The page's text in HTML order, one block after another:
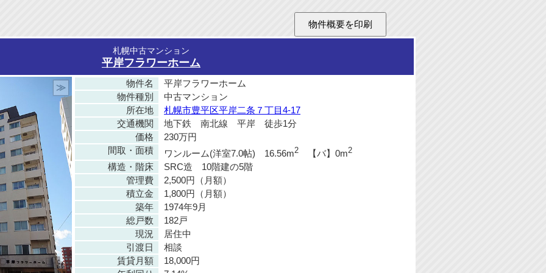
札幌中古マンション
平岸フラワーホーム
≫ 物件名
平岸フラワーホーム
物件種別
中古マンション
所在地
札幌市豊平区平岸二条７丁目4-17
交通機関
地下鉄 南北線 平岸 徒歩1分
価格
230万円
間取・面積
ワンルーム(洋室7.0帖) 16.56m2 【バ】0m2
構造・階床
SRC造 10階建の5階
管理費
2,500円（月額）
積立金
1,800円（月額）
築年
1974年9月
総戸数
182戸
現況
居住中
引渡日
相談
賃貸月額
18,000円